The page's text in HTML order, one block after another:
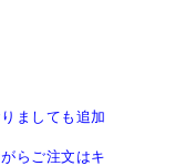
ましても追加
らご注文はキ